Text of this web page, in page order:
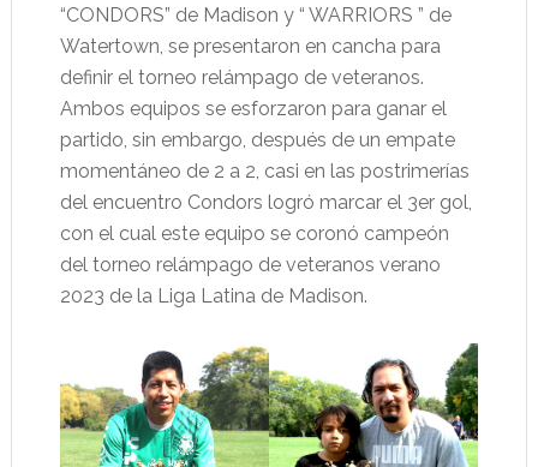
“CONDORS” de Madison y “ WARRIORS ” de
Watertown, se presentaron en cancha para
definir el torneo relámpago de veteranos.
Ambos equipos se esforzaron para ganar el
partido, sin embargo, después de un empate
momentáneo de 2 a 2, casi en las postrimerías
del encuentro Condors logró marcar el 3er gol,
con el cual este equipo se coronó campeón
del torneo relámpago de veteranos verano
2023 de la Liga Latina de Madison.